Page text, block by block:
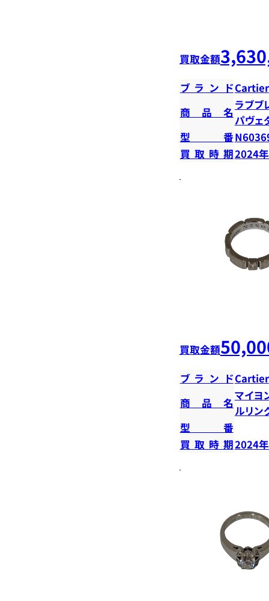
買取金額
ブランドCartier
商品名
ラブ
パヴェ
型番
買取時期2024
買取金額
ブランドCartier
商品名
マイヨ
ルリン
型番
買取時期2024